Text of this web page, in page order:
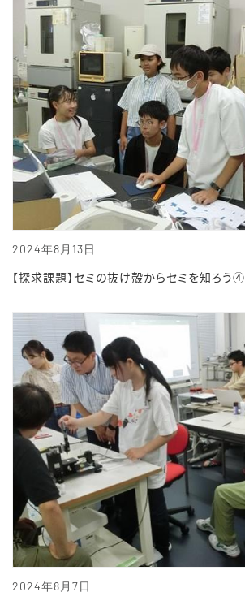
2024年8月13日
【探求課題】セミの抜け殻からセミを知ろう④
2024年8月7日